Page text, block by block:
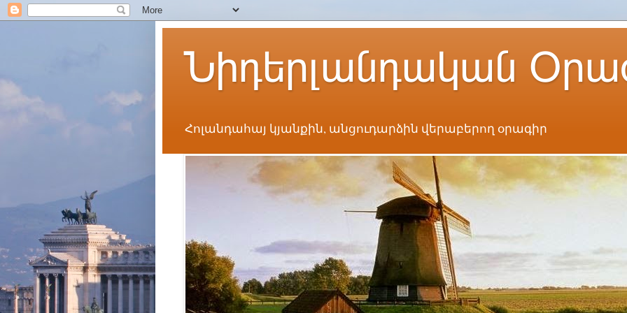
Նիդերլանդական
Հոլանդահայ կյանքին, անցուդարձին վերաբերող օրագիր